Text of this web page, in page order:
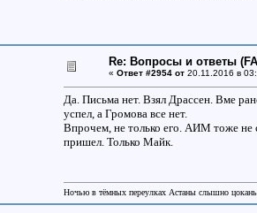
Re: Вопросы и ответы
« Ответ #2954 от20.11.2016 в
Да. Письма нет. Взял Драссен. Вме
успел, а Громова все нет.
Впрочем, не только его. АИМ тоже не
пришел. Только Майк.
Ночью в тёмных переулках Астаны слышно